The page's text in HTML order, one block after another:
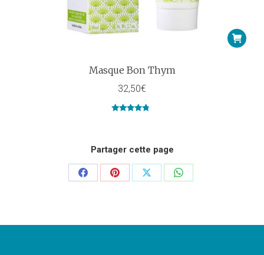
Masque Bon Thym
32,50€
Partager cette page
PartagerPartagerPartagerPartager